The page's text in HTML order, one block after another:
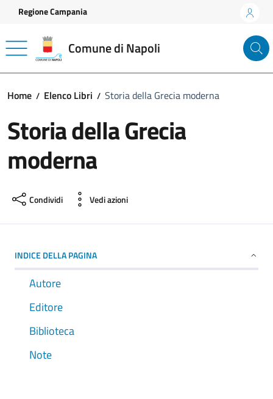
Vai ai contenuti
Vai al footer
Regione Campania
Comune di Napoli
Home Elenco Libri Storia della Grecia moderna
Storia della Grecia
moderna
Condividi Vedi azioni
INDICE DELLA PAGINA
Autore
Editore
Biblioteca
Note